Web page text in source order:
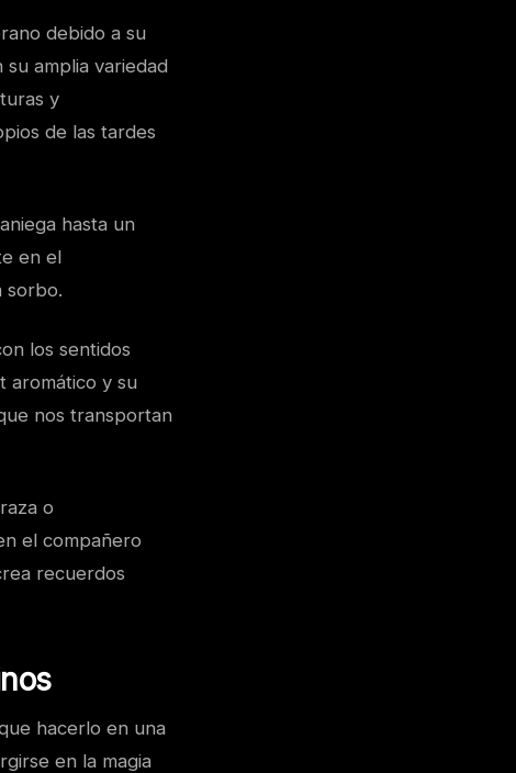
debido a su
su amplia variedad
y
de las tardes
hasta un
en el
sorbo.
los sentidos
aromático y su
nos transportan
o
el compañero
recuerdos
hacerlo en una
en la magia